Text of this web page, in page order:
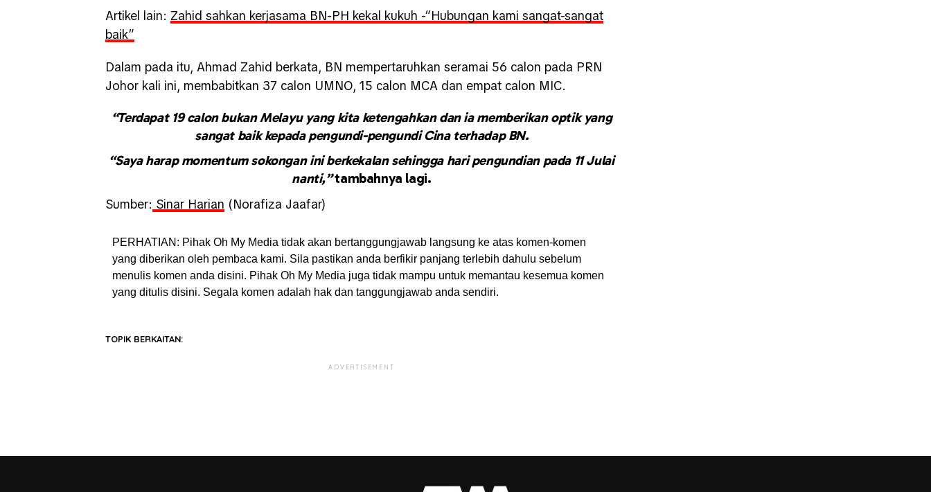
Artikel lain: Zahid sahkan kerjasama BN-PH kekal kukuh -“Hubungan kami sangat-sangat
baik”
Dalam pada itu, Ahmad Zahid berkata, BN mempertaruhkan seramai 56 calon pada PRN
Johor kali ini, membabitkan 37 calon UMNO, 15 calon MCA dan empat calon MIC.
“Terdapat 19 calon bukan Melayu yang kita ketengahkan dan ia memberikan optik yang
sangat baik kepada pengundi-pengundi Cina terhadap BN.
“Saya harap momentum sokongan ini berkekalan sehingga hari pengundian pada 11 Julai
nanti,”tambahnya lagi.
Sumber: Sinar Harian (Norafiza Jaafar)
PERHATIAN: Pihak Oh My Media tidak akan bertanggungjawab langsung ke atas komen-komen
yang diberikan oleh pembaca kami. Sila pastikan anda berfikir panjang terlebih dahulu sebelum
menulis komen anda disini. Pihak Oh My Media juga tidak mampu untuk memantau kesemua komen
yang ditulis disini. Segala komen adalah hak dan tanggungjawab anda sendiri.
TOPIK BERKAITAN:
ADVERTISEMENT